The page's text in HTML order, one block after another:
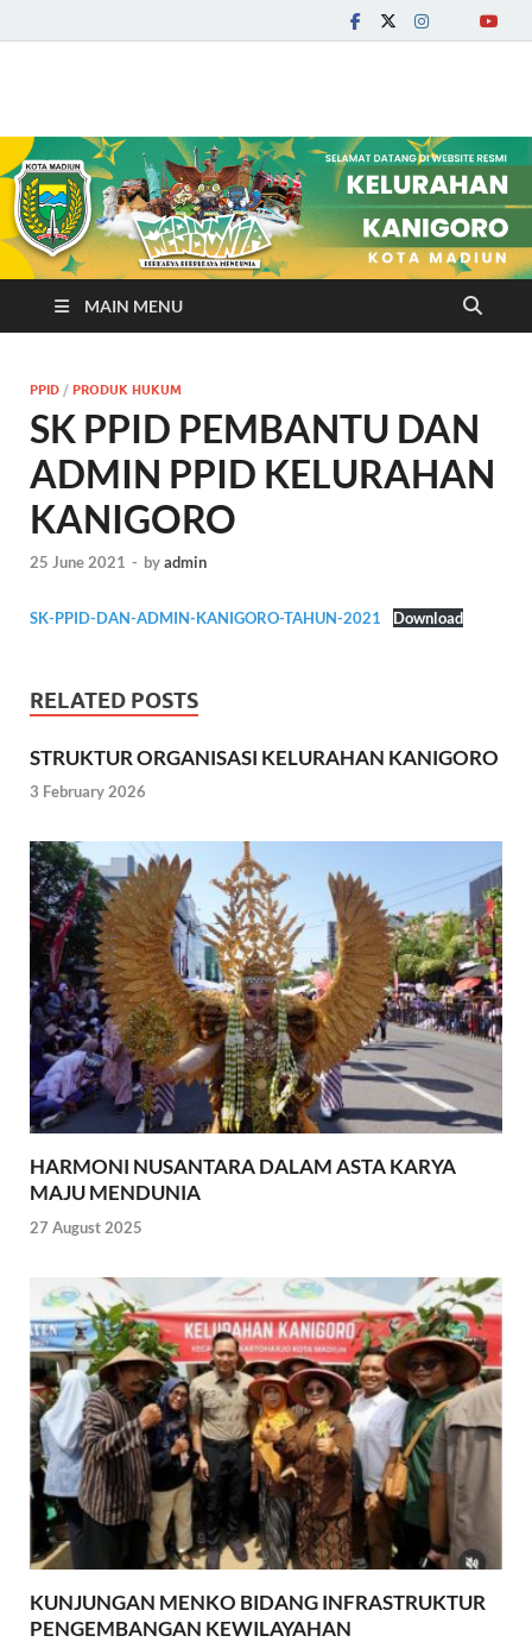
Kelurahan Kanigoro
MAIN MENU
PPID / PRODUK HUKUM
SK PPID PEMBANTU DAN
ADMIN PPID KELURAHAN
KANIGORO
25 June 2021 - byadmin
SK-PPID-DAN-ADMIN-KANIGORO-TAHUN-2021 Download
RELATED POSTS
STRUKTUR ORGANISASI KELURAHAN KANIGORO
3 February 2026
HARMONI NUSANTARA DALAM ASTA KARYA
MAJU MENDUNIA
27 August 2025
KUNJUNGAN MENKO BIDANG INFRASTRUKTUR
PENGEMBANGAN KEWILAYAHAN